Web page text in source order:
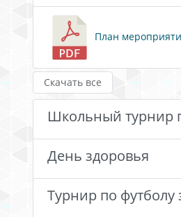
План
Скачать все
Школьный турнир
День здоровья
Турнир по футболу